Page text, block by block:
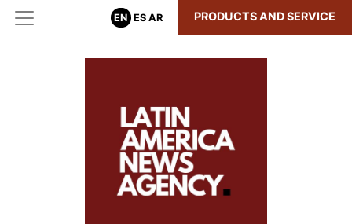
EN ES AR PRODUCTS AND SERVICE